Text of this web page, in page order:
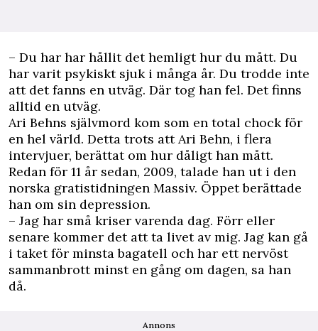
– Du har har hållit det hemligt hur du mått. Du
har varit psykiskt sjuk i många år. Du trodde inte
att det fanns en utväg. Där tog han fel. Det finns
alltid en utväg.
Ari Behns självmord kom som en total chock för
en hel värld. Detta trots att Ari Behn, i flera
intervjuer, berättat om hur dåligt han mått.
Redan för 11 år sedan, 2009, talade han ut i den
norska gratistidningen Massiv. Öppet berättade
han om sin depression.
– Jag har små kriser varenda dag. Förr eller
senare kommer det att ta livet av mig. Jag kan gå
i taket för minsta bagatell och har ett nervöst
sammanbrott minst en gång om dagen, sa han
då.
Annons